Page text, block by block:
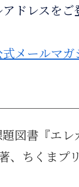
ドレスをご
メールマガ
図書『エレ
、ちくまプ